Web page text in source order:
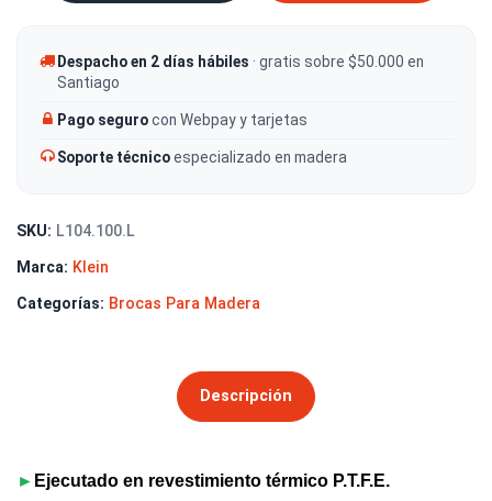
Despacho en 2 días hábiles · gratis sobre $50.000 en
Santiago
Pago segurocon Webpay y tarjetas
Soporte técnicoespecializado en madera
SKU: L104.100.L
Marca: Klein
Categorías: Brocas Para Madera
Descripción
► Ejecutado en revestimiento térmico P.T.F.E.